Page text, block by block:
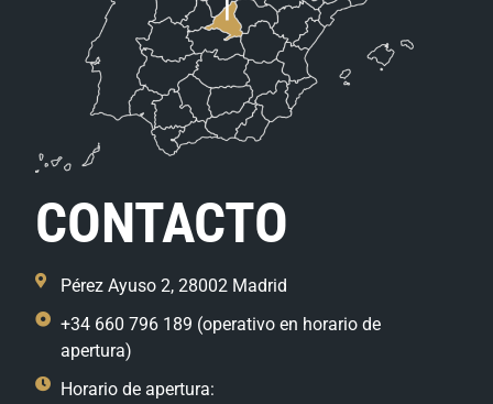
CONTACTO
Pérez Ayuso 2, 28002 Madrid
+34 660 796 189 (operativo en horario de
apertura)
Horario de apertura: